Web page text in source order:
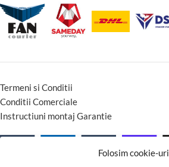
Folosim cookie-uri
Termeni si Conditii
Conditii Comerciale
Instructiuni montaj Garantie